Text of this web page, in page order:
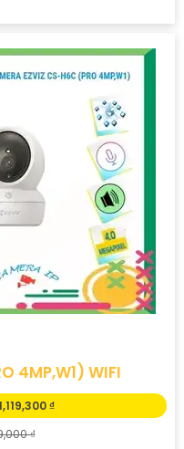
động ổn định trong mọi
R100-8G44WF